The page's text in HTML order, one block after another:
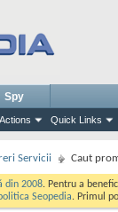
Quick Links
Spy
Servicii Caut
din 2008. Pentru a
Seopedia. Primul